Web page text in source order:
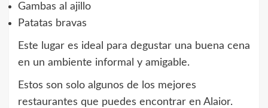
Gambas al ajillo
Patatas bravas
Este lugar es ideal para degustar una buena cena
en un ambiente informal y amigable.
Estos son solo algunos de los mejores
restaurantes que puedes encontrar en Alaior.